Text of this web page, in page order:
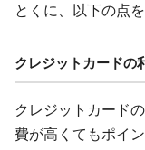
とくに、以下の点
クレジットカードの
クレジットカード
費が高くてもポイ